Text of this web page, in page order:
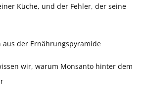
Küche, und der Fehler, der seine
der Ernährungspyramide
wir, warum Monsanto hinter dem